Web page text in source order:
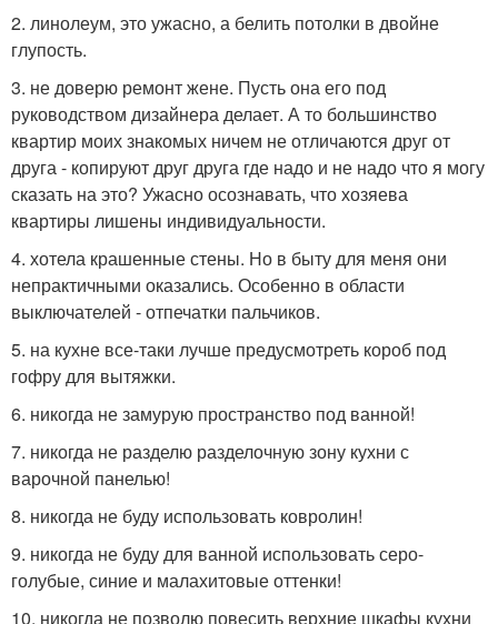
2. линолеум, это ужасно, а белить потолки в двойне
глупость.
3. не доверю ремонт жене. Пусть она его под
руководством дизайнера делает. А то большинство
квартир моих знакомых ничем не отличаются друг от
друга - копируют друг друга где надо и не надо что я могу
сказать на это? Ужасно осознавать, что хозяева
квартиры лишены индивидуальности.
4. хотела крашенные стены. Но в быту для меня они
непрактичными оказались. Особенно в области
выключателей - отпечатки пальчиков.
5. на кухне все-таки лучше предусмотреть короб под
гофру для вытяжки.
6. никогда не замурую пространство под ванной!
7. никогда не разделю разделочную зону кухни с
варочной панелью!
8. никогда не буду использовать ковролин!
9. никогда не буду для ванной использовать серо-
голубые, синие и малахитовые оттенки!
10. никогда не позволю повесить верхние шкафы кухни